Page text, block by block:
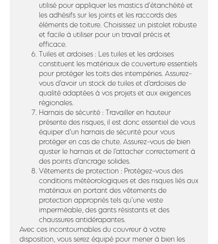
utilisé pour appliquer les mastics d’étanchéité et
les adhésifs sur les joints et les raccords des
éléments de toiture. Choisissez un pistolet robuste
et facile à utiliser pour un travail précis et
efficace.
Tuiles et ardoises : Les tuiles et les ardoises
constituent les matériaux de couverture essentiels
pour protéger les toits des intempéries. Assurez-
vous d’avoir un stock de tuiles et d’ardoises de
qualité adaptées à vos projets et aux exigences
régionales.
Harnais de sécurité : Travailler en hauteur
présente des risques, il est donc essentiel de vous
équiper d’un harnais de sécurité pour vous
protéger en cas de chute. Assurez-vous de bien
ajuster le harnais et de l’attacher correctement à
des points d’ancrage solides.
Vêtements de protection : Protégez-vous des
conditions météorologiques et des risques liés aux
matériaux en portant des vêtements de
protection appropriés tels qu’une veste
imperméable, des gants résistants et des
chaussures antidérapantes.
Avec ces incontournables du couvreur à votre
disposition, vous serez équipé pour mener à bien les